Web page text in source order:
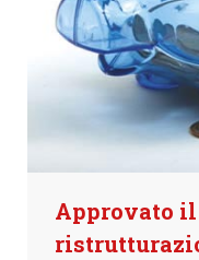
Approvato il